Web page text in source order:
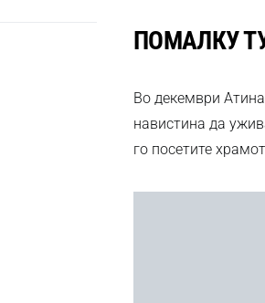
ПОМАЛКУ
Во декември
навистина да
го посетите